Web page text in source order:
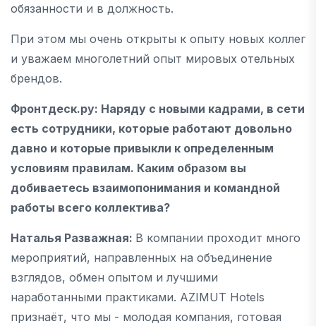
обязанности и в должность.
При этом мы очень открыты к опыту новых коллег
и уважаем многолетний опыт мировых отельных
брендов.
Фронтдеск.ру: Наряду с новыми кадрами, в сети
есть сотрудники, которые работают довольно
давно и которые привыкли к определенным
условиям правилам. Каким образом вы
добиваетесь взаимопонимания и командной
работы всего коллектива?
Наталья Разважная: В компании проходит много
мероприятий, направленных на объединение
взглядов, обмен опытом и лучшими
наработанными практиками. AZIMUT Hotels
признаёт, что мы - молодая компания, готовая